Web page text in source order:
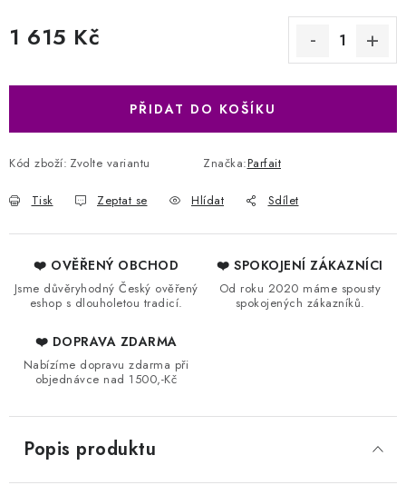
1 615 Kč
PŘIDAT DO KOŠÍKU
Kód zboží: Zvolte variantu Značka:Parfait
Tisk Zeptat se Hlídat Sdílet
❤️ OVĚŘENÝ OBCHOD
Jsme důvěryhodný Český ověřený
eshop s dlouholetou tradicí.
❤️ SPOKOJENÍ ZÁKAZNÍCI
Od roku 2020 máme spousty
spokojených zákazníků.
❤️ DOPRAVA ZDARMA
Nabízíme dopravu zdarma při
objednávce nad 1500,-Kč
Popis produktu